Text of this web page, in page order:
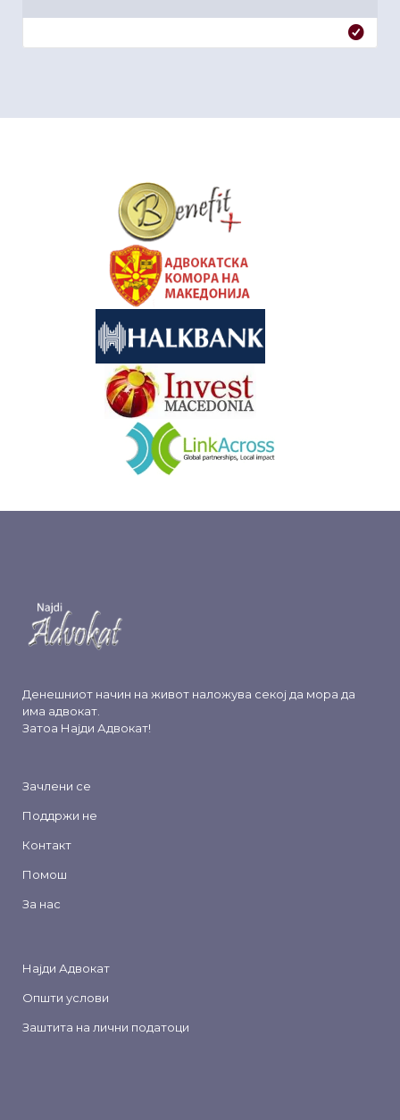
Денешниот начин на живот наложува секој да мора да
има адвокат.
Затоа Најди Адвокат!
Зачлени се
Поддржи не
Контакт
Помош
За нас
Најди Адвокат
Општи услови
Заштита на лични податоци